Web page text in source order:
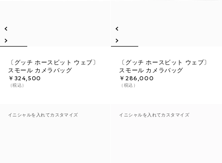
〔グッチ ホースビット ウェブ〕
スモール カメラバッグ
￥324,500
（税込）
〔グッチ ホースビット ウェブ〕
スモール カメラバッグ
￥286,000
（税込）
イニシャルを入れてカスタマイズ イニシャルを入れてカスタマイズ